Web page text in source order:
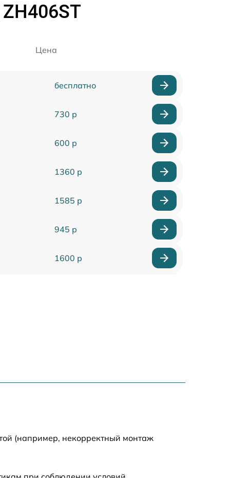
Цена
бесплатно
730 р
600 р
1360 р
1585 р
945 р
1600 р
(например, некорректный монтаж